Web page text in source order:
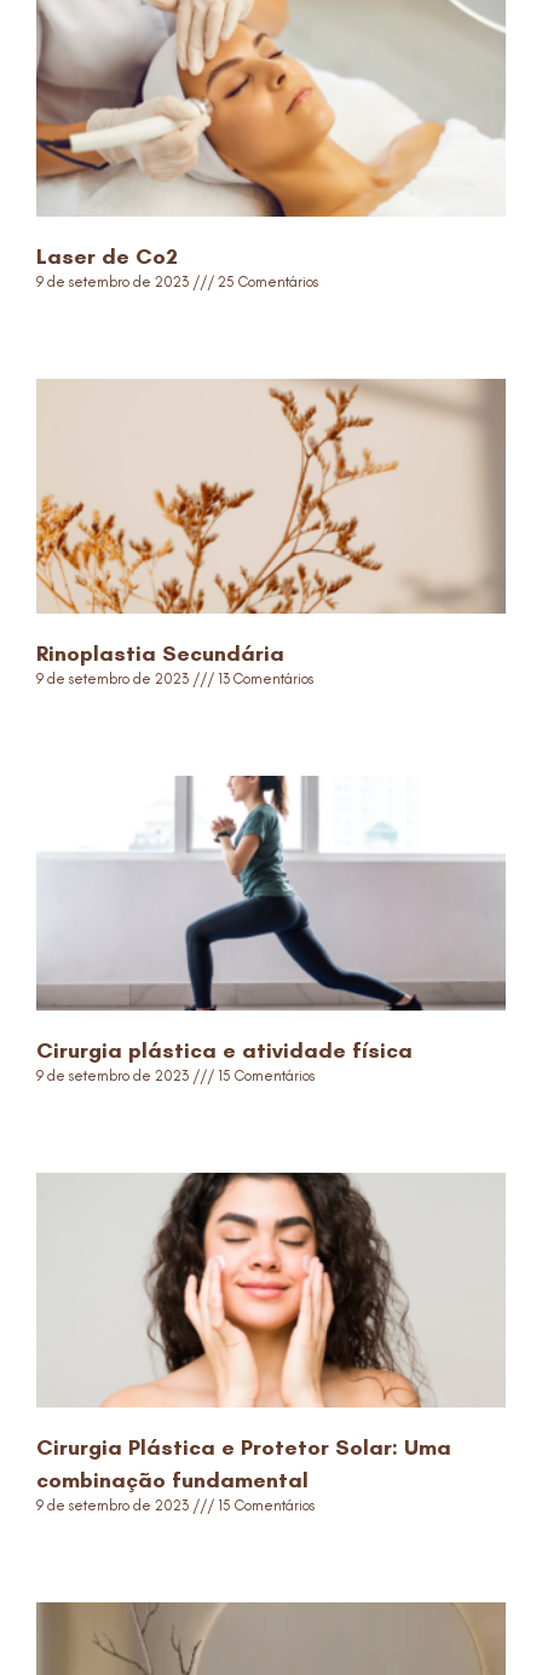
Laser de Co2
9 de setembro de 2023 25 Comentários
Rinoplastia Secundária
9 de setembro de 2023 13 Comentários
Cirurgia plástica e atividade física
9 de setembro de 2023 15 Comentários
Cirurgia Plástica e Protetor Solar: Uma
combinação fundamental
9 de setembro de 2023 15 Comentários